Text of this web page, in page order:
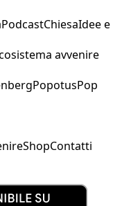
PodcastChiesaIdee e
avvenire
PopotusPop
ShopContatti